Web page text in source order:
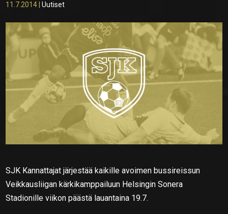
11.7.2014 |Uutiset
SJK Kannattajat järjestää kaikille avoimen bussireissun
Veikkausliigan kärkikamppailuun Helsingin Sonera
Stadionille viikon päästä lauantaina 19.7.